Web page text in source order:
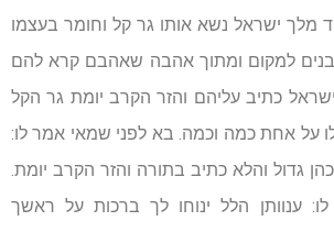
מלך ישראל נשא אותו גר קל וחומר בעצמו
למקום ומתוך אהבה שאהבם קרא להם
כתיב עליהם והזר הקרב יומת גר הקל
על אחת כמה וכמה. בא לפני שמאי אמר לו:
כהן גדול והלא כתיב בתורה והזר הקרב יומת.
ענוותן הלל ינוחו לך ברכות על ראשך